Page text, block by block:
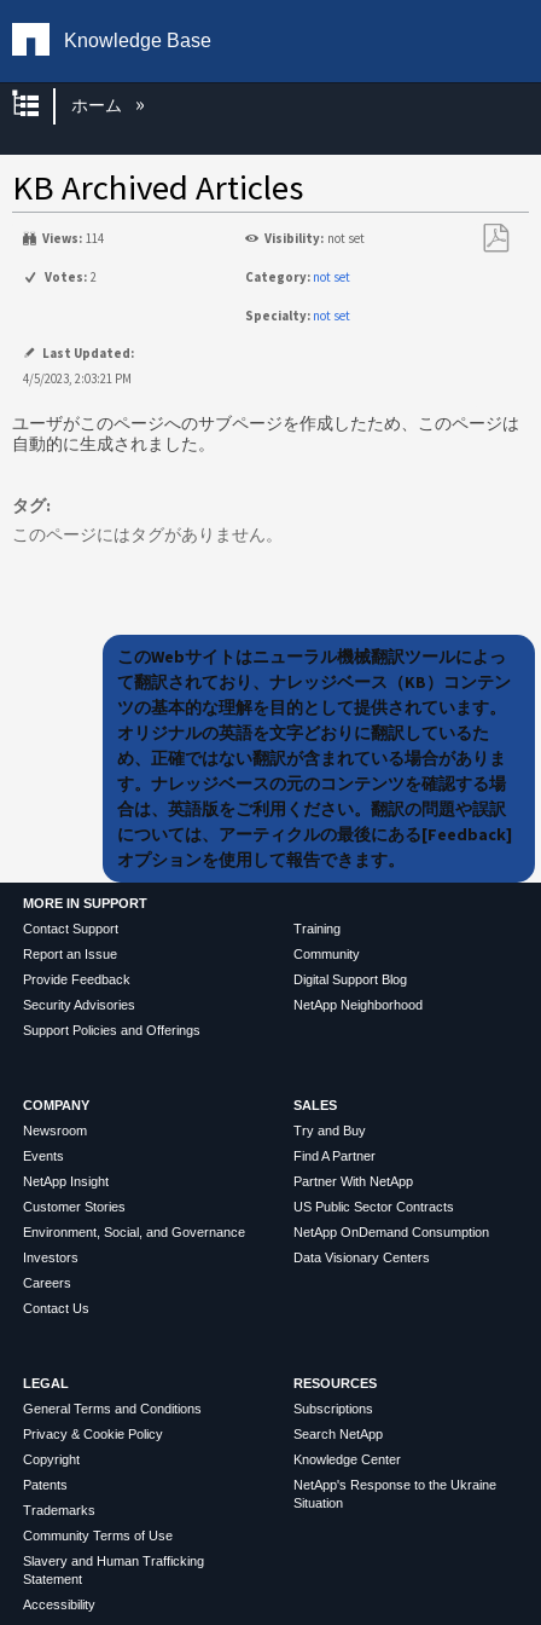
Knowledge Base
グローバル階層を展開/折りたたむ
ホーム
KB Archived Articles
Views: 114 Visibility: not set
Votes: 2 Category: not set
Specialty: not set
Last Updated:
4/5/2023, 2:03:21 PM
ユーザがこのページへのサブページを作成したため、このページは
自動的に生成されました。
タグ
このページにはタグがありません。
このWebサイトはニューラル機械翻訳ツールによっ
て翻訳されており、ナレッジベース（KB）コンテン
ツの基本的な理解を目的として提供されています。
オリジナルの英語を文字どおりに翻訳しているた
め、正確ではない翻訳が含まれている場合がありま
す。ナレッジベースの元のコンテンツを確認する場
合は、英語版をご利用ください。翻訳の問題や誤訳
については、アーティクルの最後にある[Feedback]
オプションを使用して報告できます。
MORE IN SUPPORT
Contact Support
Report an Issue
Provide Feedback
Security Advisories
Support Policies and Offerings
Training
Community
Digital Support Blog
NetApp Neighborhood
COMPANY
Newsroom
Events
NetApp Insight
Customer Stories
Environment, Social, and Governance
Investors
Careers
Contact Us
SALES
Try and Buy
Find A Partner
Partner With NetApp
US Public Sector Contracts
NetApp OnDemand Consumption
Data Visionary Centers
LEGAL
General Terms and Conditions
Privacy & Cookie Policy
Copyright
Patents
Trademarks
Community Terms of Use
Slavery and Human Trafficking
Statement
Accessibility
RESOURCES
Subscriptions
Search NetApp
Knowledge Center
NetApp's Response to the Ukraine
Situation